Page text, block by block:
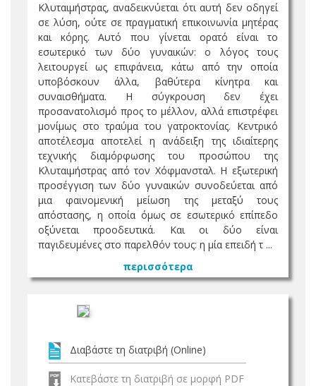
Κλυταιμήστρας, αναδεικνύεται ότι αυτή δεν οδηγεί
σε λύση, ούτε σε πραγματική επικοινωνία μητέρας
και κόρης. Αυτό που γίνεται ορατό είναι το
εσωτερικό των δύο γυναικών: ο λόγος τους
λειτουργεί ως επιφάνεια, κάτω από την οποία
υποβόσκουν άλλα, βαθύτερα κίνητρα και
συναισθήματα. Η σύγκρουση δεν έχει
προσανατολισμό προς το μέλλον, αλλά επιστρέφει
μονίμως στο τραύμα του γατροκτονίας. Κεντρικό
αποτέλεσμα αποτελεί η ανάδειξη της ιδιαίτερης
τεχνικής διαμόρφωσης του προσώπου της
Κλυταιμήστρας από τον Χόφμανσταλ. Η εξωτερική
προσέγγιση των δύο γυναικών συνοδεύεται από
μια φαινομενική μείωση της μεταξύ τους
απόστασης, η οποία όμως σε εσωτερικό επίπεδο
οξύνεται προοδευτικά. Και οι δύο είναι
παγιδευμένες στο παρελθόν τους: η μία επειδή τ ...
περισσότερα
Διαβάστε τη διατριβή (Online)
Κατεβάστε τη διατριβή σε μορφή PDF